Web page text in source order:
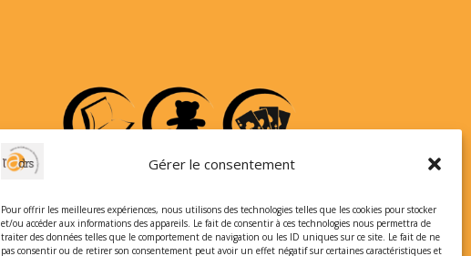
Gérer le consentement
Pour offrir les meilleures expériences, nous utilisons des technologies telles que les cookies pour stocker
et/ou accéder aux informations des appareils. Le fait de consentir à ces technologies nous permettra de
traiter des données telles que le comportement de navigation ou les ID uniques sur ce site. Le fait de ne
pas consentir ou de retirer son consentement peut avoir un effet négatif sur certaines caractéristiques et